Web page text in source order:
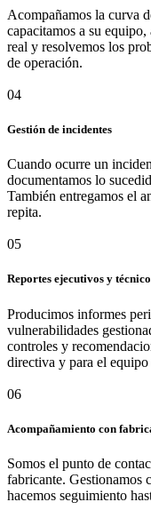
Acompañamos la curva
capacitamos a su
real y resolvemos los
de operación.
04
Gestión de incidentes
Cuando ocurre un
documentamos lo
También entregamos el
repita.
05
Reportes ejecutivos y
Producimos informes
vulnerabilidades
controles y
directiva y para el equipo
06
Acompañamiento con
Somos el punto de
fabricante. Gestionamos
hacemos seguimiento